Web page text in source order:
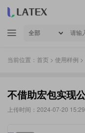
当前位置： 首页 > 使用样例
不借助宏包实现
上传时间：2024-07-20